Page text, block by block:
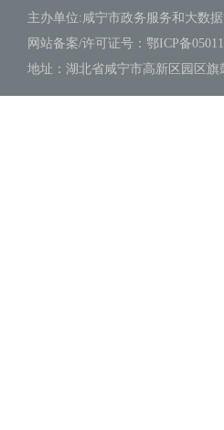
主办单位:咸宁市政务服务和大数
网站备案/许可证号：鄂ICP备
地址：湖北省咸宁市高新区园区